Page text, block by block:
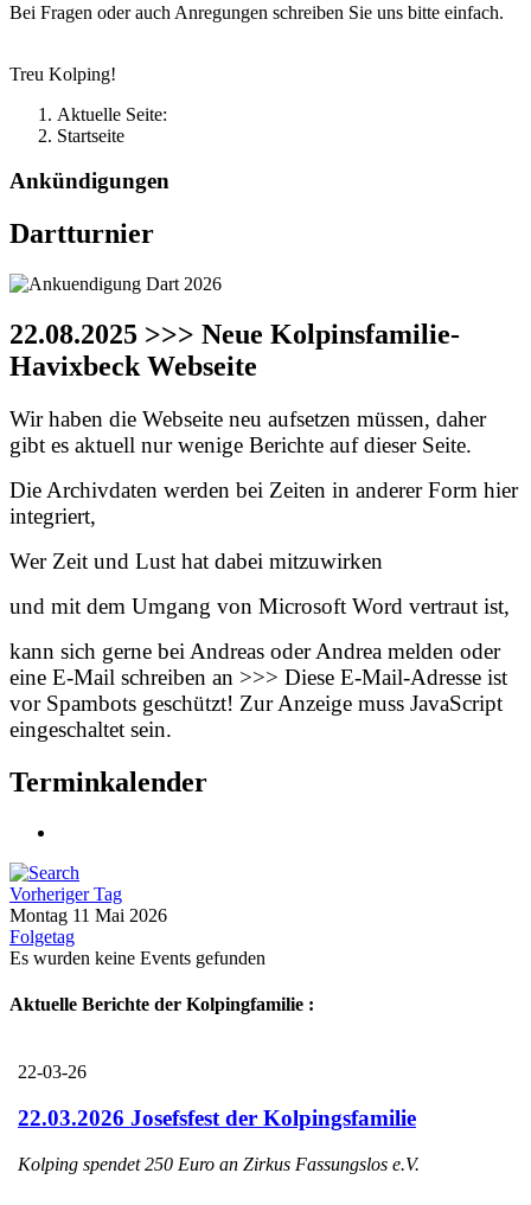
Bei Fragen oder auch Anregungen schreiben Sie uns bitte einfach.
Treu Kolping!
Aktuelle Seite:
Startseite
Ankündigungen
Dartturnier
22.08.2025 >>> Neue Kolpinsfamilie-
Havixbeck Webseite
Wir haben die Webseite neu aufsetzen müssen, daher
gibt es aktuell nur wenige Berichte auf dieser Seite.
Die Archivdaten werden bei Zeiten in anderer Form hier
integriert,
Wer Zeit und Lust hat dabei mitzuwirken
und mit dem Umgang von Microsoft Word vertraut ist,
kann sich gerne bei Andreas oder Andrea melden oder
eine E-Mail schreiben an >>> Diese E-Mail-Adresse ist
vor Spambots geschützt! Zur Anzeige muss JavaScript
eingeschaltet sein.
Terminkalender
Vorheriger Tag
Montag 11 Mai 2026
Folgetag
Es wurden keine Events gefunden
Aktuelle Berichte der Kolpingfamilie :
22-03-26
22.03.2026 Josefsfest der Kolpingsfamilie
Kolping spendet 250 Euro an Zirkus Fassungslos e.V.